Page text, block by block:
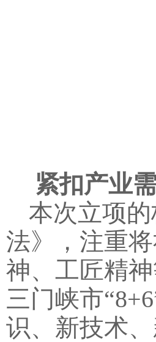
紧扣产业
本次立项
法》，注重
神、工匠精
三门峡市
识、新技术